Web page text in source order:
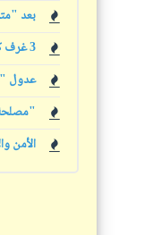
بعد "متانة" الجنيه المصري
3 غرف كاملة بـ 125 جنيه نقداً أو بـ 139 جنيه بالتقسيط على سنتين ونص (5 جنيه كل شهر) .. يعني 14 جنيه فوائد مرة واحدة | الناس ضميرها مات
عدول
الأمن